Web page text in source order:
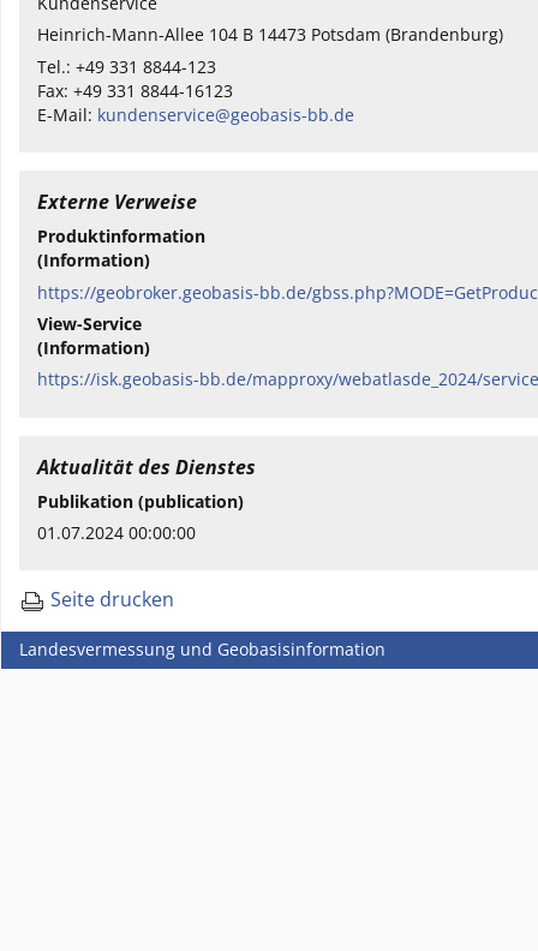
Heinrich-Mann-Allee 104 B 14473 Potsdam (Brandenburg)
Tel.: +49 331 8844-123
Fax: +49 331 8844-16123
E-Mail: kundenservice@geobasis-bb.de
Externe Verweise
Produktinformation
(Information)
https://geobroker.geobasis-bb.de/
View-Service
(Information)
https://isk.geobasis-bb.de/mapproxy/webatlasde_2024/service/
Aktualität des Dienstes
Publikation (publication)
01.07.2024 00:00:00
Seite drucken
Landesvermessung und Geobasisinformation